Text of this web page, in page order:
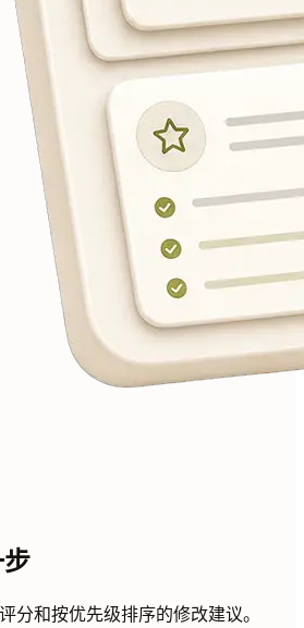
分和按优先级排序的修改建议。